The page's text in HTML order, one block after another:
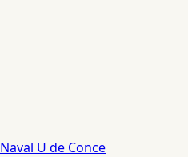
Naval U de Conce